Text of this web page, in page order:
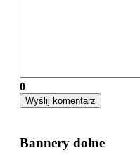
0
Wyślij komentarz
Bannery dolne